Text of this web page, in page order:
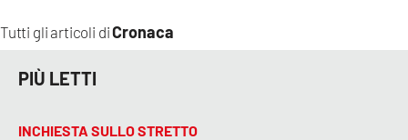
Tutti gli articoli diCronaca
PIÙ LETTI
INCHIESTA SULLO STRETTO